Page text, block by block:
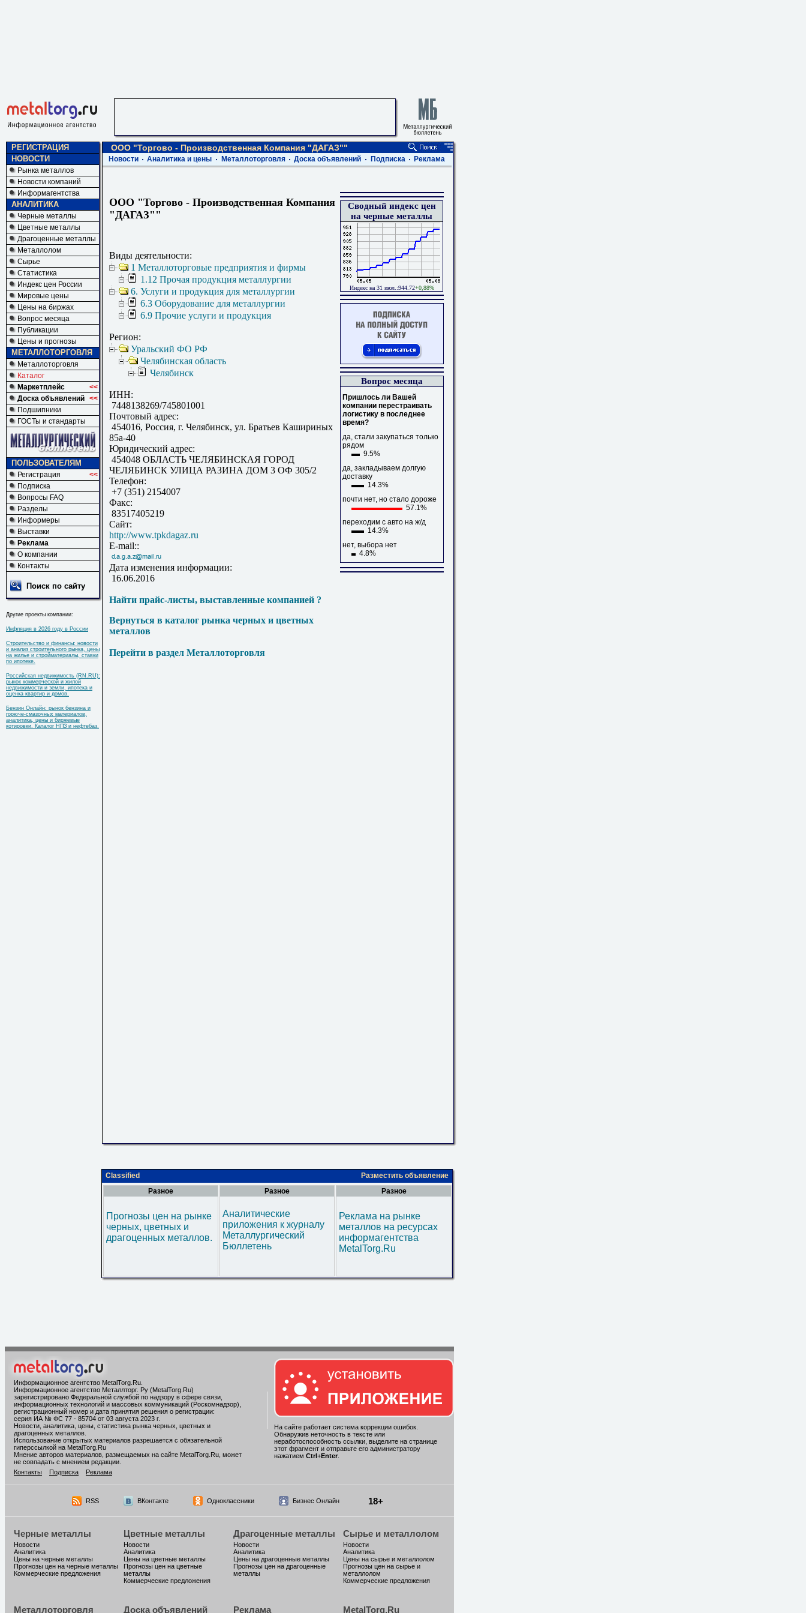
РЕГИСТРАЦИЯ
НОВОСТИ
Рынка металлов
Новости компаний
Информагентства
АНАЛИТИКА
Черные металлы
Цветные металлы
Драгоценные металлы
Металлолом
Сырье
Статистика
Индекс цен России
Мировые цены
Цены на биржах
Вопрос месяца
Публикации
Цены и прогнозы
МЕТАЛЛОТОРГОВЛЯ
Металлоторговля
Каталог
Маркетплейс
<<
Доска объявлений <<
Подшипники
ГОСТы и стандарты
ПОЛЬЗОВАТЕЛЯМ
Регистрация
<<
Подписка
Вопросы FAQ
Разделы
Информеры
Выставки
Реклама
О компании
Контакты
Поиск по сайту
Другие проекты компании:
Инфляция в 2026 году в России
Строительство и финансы: новости
и анализ строительного рынка, цены
на жилье и стройматериалы, ставки
по ипотеке.
Российская недвижимость (RN.RU):
рынок коммерческой и жилой
недвижимости и земли, ипотека и
оценка квартир и домов.
Бензин Онлайн: рынок бензина и
горюче-смазочных материалов,
аналитика, цены и биржевые
котировки. Каталог НПЗ и нефтебаз.
ООО "Торгово - Производственная Компания "ДАГАЗ""
Новости Аналитика и цены Металлоторговля Доска объявлений Подписка Реклама
ООО "Торгово - Производственная Компания
"ДАГАЗ""
Виды деятельности:
1 Металлоторговые предприятия и фирмы
1.12 Прочая продукция металлургии
6. Услуги и продукция для металлургии
6.3 Оборудование для металлургии
6.9 Прочие услуги и продукция
Регион:
Уральский ФО РФ
Челябинская область
Челябинск
ИНН:
7448138269/745801001
Почтовый адрес:
454016, Россия, г. Челябинск, ул. Братьев Кашириных
85а-40
Юридический адрес:
454048 ОБЛАСТЬ ЧЕЛЯБИНСКАЯ ГОРОД
ЧЕЛЯБИНСК УЛИЦА РАЗИНА ДОМ 3 ОФ 305/2
Телефон:
+7 (351) 2154007
Факс:
83517405219
Сайт:
http://www.tpkdagaz.ru
E-mail::
Дата изменения информации:
16.06.2016
Найти прайс-листы, выставленные компанией ?
Вернуться в каталог рынка черных и цветных
металлов
Перейти в раздел Металлоторговля
Сводный индекс цен
на черные металлы
Индекс на 31 июл.:944.72+0,88%
Вопрос месяца
Пришлось ли Вашей
компании перестраивать
логистику в последнее
время?
да, стали закупаться только
рядом
9.5%
да, закладываем долгую
доставку
14.3%
почти нет, но стало дороже
57.1%
переходим с авто на ж/д
14.3%
нет, выбора нет
4.8%
Classified
Разместить объявление
Разное
Прогнозы цен на рынке
черных, цветных и
драгоценных металлов.
Разное
Аналитические
приложения к журналу
Металлургический
Бюллетень
Разное
Реклама на рынке
металлов на ресурсах
информагентства
MetalTorg.Ru
Информационное агентство MetalTorg.Ru
Информационное агентство Металлторг. Ру (MetalTorg.Ru)
зарегистрировано Федеральной службой по надзору в сфере связи,
информационных технологий и массовых коммуникаций (Роскомнадзор),
регистрационный номер и дата принятия решения о регистрации:
серия ИА № ФС 77 - 85704 от 03 августа 2023 г.
Новости, аналитика, цены, статистика рынка черных, цветных и
драгоценных металлов.
Использование открытых материалов разрешается с обязательной
гиперссылкой на MetalTorg.Ru
Мнение авторов материалов, размещаемых на сайте MetalTorg.Ru, может
не совпадать с мнением редакции.
Контакты
Подписка Реклама
На сайте работает система коррекции ошибок.
Обнаружив неточность в тексте или
неработоспособность ссылки, выделите на странице
этот фрагмент и отправьте его администратору
нажатием Ctrl +Enter.
RSS ВКонтакте Одноклассники Бизнес Онлайн 18+
Черные металлы
Новости
Аналитика
Цены на черные металлы
Прогнозы цен на черные металлы
Коммерческие предложения
Цветные металлы
Новости
Аналитика
Цены на цветные металлы
Прогнозы цен на цветные
металлы
Коммерческие предложения
Драгоценные металлы
Новости
Аналитика
Цены на драгоценные металлы
Прогнозы цен на драгоценные
металлы
Сырье и металлолом
Новости
Аналитика
Цены на сырье и металлолом
Прогнозы цен на сырье и
металлолом
Коммерческие предложения
Металлоторговля Доска объявлений Реклама MetalTorg.Ru